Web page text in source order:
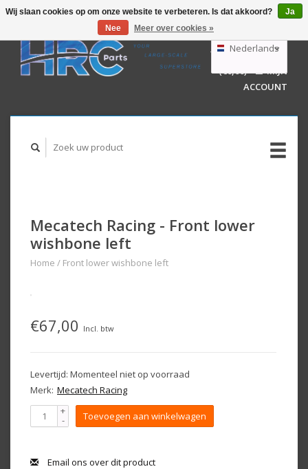
GBP
AUD
Nederlands
Deutsch
English
WINKELWAGEN
(€0,00)
MIJN
ACCOUNT
Mecatech Racing - Front lower
wishbone left
Home / Front lower wishbone left
€67,00 Incl. btw
Levertijd: Momenteel niet op voorraad
Merk: Mecatech Racing
+
- Toevoegen aan winkelwagen
Email ons over dit product
Wij slaan cookies op om onze website te verbeteren. Is dat akkoord?
Ja
Nee
Meer over cookies »